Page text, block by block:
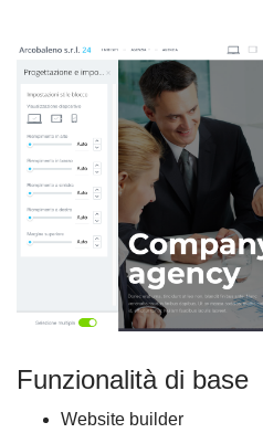
Funzionalità di base
Website builder